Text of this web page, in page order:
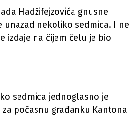
Hadžifejzovića gnusne
unazad nekoliko sedmica. I ne
izdaje na čijem čelu je bio
sedmica jednoglasno je
za počasnu građanku Kantona